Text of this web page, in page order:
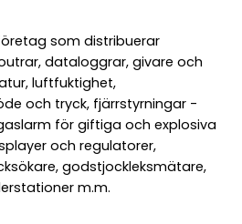
som distribuerar
dataloggrar, givare och
luftfuktighet,
och tryck, fjärrstyrningar -
för giftiga och explosiva
och regulatorer,
godstjockleksmätare,
m.m.